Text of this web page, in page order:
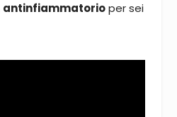
antinfiammatorioper sei